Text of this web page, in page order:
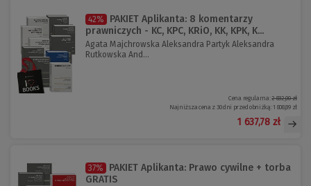
42%
PAKIET Aplikanta: 8 komentarzy
prawniczych - KC, KPC, KRiO, KK, KPK, K...
Agata Majchrowska Aleksandra Partyk Aleksandra
Rutkowska And...
Cena regularna:2 832,00 zł
Najniższa cena z 30 dni przed obniżką:1 808,89 zł
1 637,78 zł
37%
PAKIET Aplikanta: Prawo cywilne + torba
GRATIS